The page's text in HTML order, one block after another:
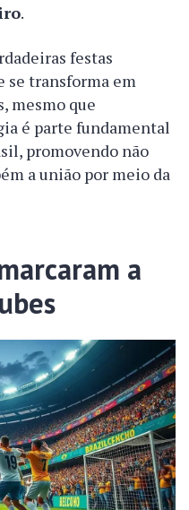
.
festas
se transforma em
mesmo que
é parte fundamental
promovendo não
a união por meio da
a